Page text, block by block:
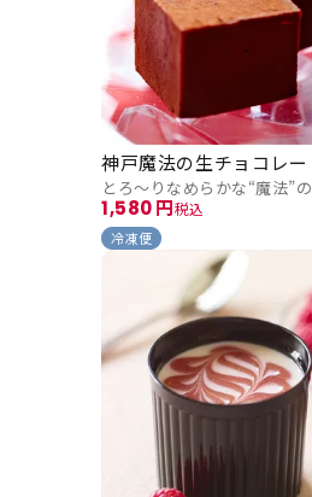
とろ～りなめらかな“魔法”
神戸魔法の生チョコレ
冷凍便
1,580 税込